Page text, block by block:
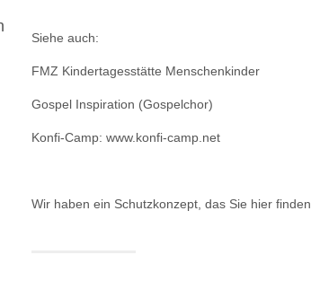
Siehe auch:
FMZ Kindertagesstätte Menschenkinder
Gospel Inspiration (Gospelchor)
Konfi-Camp: www.konfi-camp.net
Wir haben ein Schutzkonzept, das Sie hier finden.